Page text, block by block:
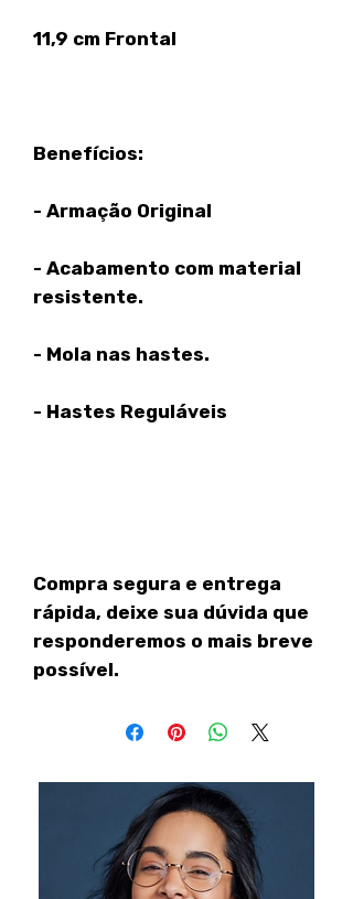
11,9 cm Frontal
Benefícios:
- Armação Original
- Acabamento com material
resistente.
- Mola nas hastes.
- Hastes Reguláveis
Compra segura e entrega
rápida, deixe sua dúvida que
responderemos o mais breve
possível.